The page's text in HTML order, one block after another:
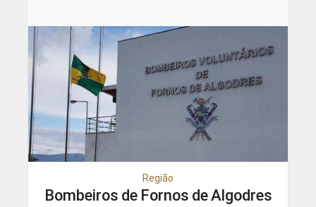
Região
Bombeiros de Fornos de Algodres